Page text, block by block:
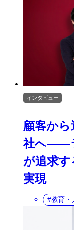
顧客か
社へ――
が追求
実現
インタビュー
教育・